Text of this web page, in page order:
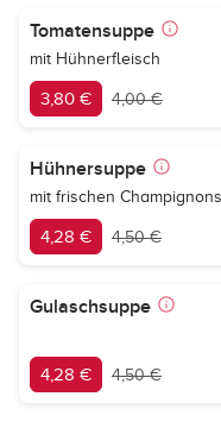
Tomatensuppe
mit Hühnerfleisch
3,80 € 4,00 €
Hühnersuppe
mit frischen
4,28 € 4,50 €
Gulaschsuppe
4,28 € 4,50 €